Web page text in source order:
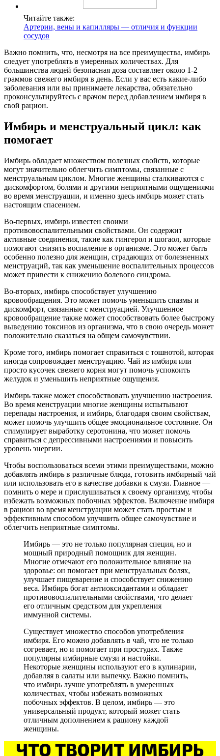
Читайте также:
Артерии, вены и капилляры — отличия и функции
сосудов
Важно помнить, что, несмотря на все преимущества, имбирь
следует употреблять в умеренных количествах. Для
большинства людей безопасная доза составляет около 1-2
граммов свежего имбиря в день. Если у вас есть какие-либо
заболевания или вы принимаете лекарства, обязательно
проконсультируйтесь с врачом перед добавлением имбиря в
свой рацион.
Имбирь и менструальный цикл: как
помогает
Имбирь обладает множеством полезных свойств, которые
могут значительно облегчить симптомы, связанные с
менструальным циклом. Многие женщины сталкиваются с
дискомфортом, болями и другими неприятными ощущениями
во время менструации, и именно здесь имбирь может стать
настоящим спасением.
Во-первых, имбирь известен своими
противовоспалительными свойствами. Он содержит
активные соединения, такие как гингерол и шогаол, которые
помогают снизить воспаление в организме. Это может быть
особенно полезно для женщин, страдающих от болезненных
менструаций, так как уменьшение воспалительных процессов
может привести к снижению болевого синдрома.
Во-вторых, имбирь способствует улучшению
кровообращения. Это может помочь уменьшить спазмы и
дискомфорт, связанные с менструацией. Улучшенное
кровообращение также может способствовать более быстрому
выведению токсинов из организма, что в свою очередь может
положительно сказаться на общем самочувствии.
Кроме того, имбирь помогает справиться с тошнотой, которая
иногда сопровождает менструацию. Чай из имбиря или
просто кусочек свежего корня могут помочь успокоить
желудок и уменьшить неприятные ощущения.
Имбирь также может способствовать улучшению настроения.
Во время менструации многие женщины испытывают
перепады настроения, и имбирь, благодаря своим свойствам,
может помочь улучшить общее эмоциональное состояние. Он
стимулирует выработку серотонина, что может помочь
справиться с депрессивными настроениями и повысить
уровень энергии.
Чтобы воспользоваться всеми этими преимуществами, можно
добавлять имбирь в различные блюда, готовить имбирный чай
или использовать его в качестве добавки к смузи. Главное —
помнить о мере и прислушиваться к своему организму, чтобы
избежать возможных побочных эффектов. Включение имбиря
в рацион во время менструации может стать простым и
эффективным способом улучшить общее самочувствие и
облегчить неприятные симптомы.
Имбирь — это не только популярная специя, но и
мощный природный помощник для женщин.
Многие отмечают его положительное влияние на
здоровье: он помогает при менструальных болях,
улучшает пищеварение и способствует снижению
веса. Имбирь богат антиоксидантами и обладает
противовоспалительными свойствами, что делает
его отличным средством для укрепления
иммунной системы.
Существует множество способов употребления
имбиря. Его можно добавлять в чай, что не только
согревает, но и помогает при простудах. Также
популярны имбирные смузи и настойки.
Некоторые женщины используют его в кулинарии,
добавляя в салаты или выпечку. Важно помнить,
что имбирь лучше употреблять в умеренных
количествах, чтобы избежать возможных
побочных эффектов. В целом, имбирь — это
универсальный продукт, который может стать
отличным дополнением к рациону каждой
женщины.